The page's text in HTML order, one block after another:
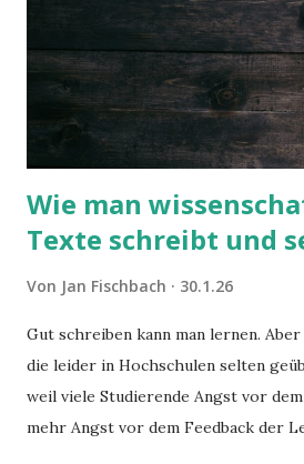
Wie man
Texte schreibt und
Von Jan Fischbach 30.1.26
Gut schreiben kann man lernen.
die leider in Hochschulen selten
weil viele Studierende Angst vor
mehr Angst vor dem Feedback der